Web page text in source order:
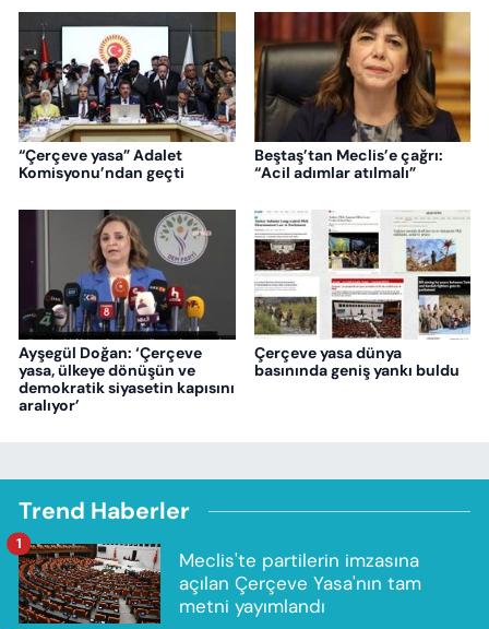
“Çerçeve yasa” Adalet
Komisyonu’ndan geçti
Beştaş’tan Meclis’e çağrı:
“Acil adımlar atılmalı”
Ayşegül Doğan: ‘Çerçeve
yasa, ülkeye dönüşün ve
demokratik siyasetin kapısını
aralıyor’
Çerçeve yasa dünya
basınında geniş yankı buldu
Trend Haberler
Meclis'te partilerin imzasına
açılan Çerçeve Yasa'nın tam
metni yayımlandı
1